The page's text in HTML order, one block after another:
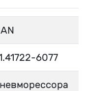
6077